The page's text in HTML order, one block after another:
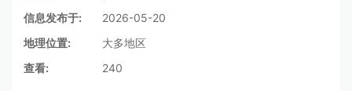
信息发布于:
2026-05-20
地理位置:
大多地区
查看:
240